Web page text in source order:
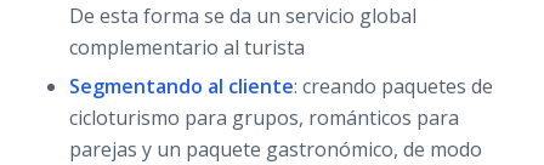
De esta forma se da un servicio global
complementario al turista
Segmentando al cliente: creando paquetes de
cicloturismo para grupos, románticos para
parejas y un paquete gastronómico, de modo